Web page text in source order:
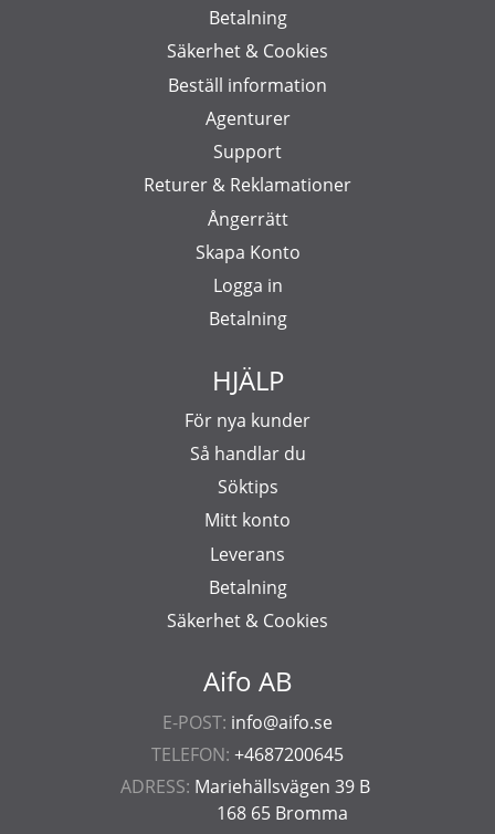
Aifo AB
E-POST: info@aifo.se
TELEFON: +4687200645
ADRESS: Mariehällsvägen 39 B
168 65 Bromma
Betalning
Säkerhet & Cookies
Beställ information
Agenturer
Support
Returer & Reklamationer
Ångerrätt
Skapa Konto
Logga in
Betalning
HJÄLP
För nya kunder
Så handlar du
Söktips
Mitt konto
Leverans
Betalning
Säkerhet & Cookies